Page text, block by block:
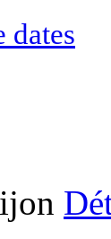
dates